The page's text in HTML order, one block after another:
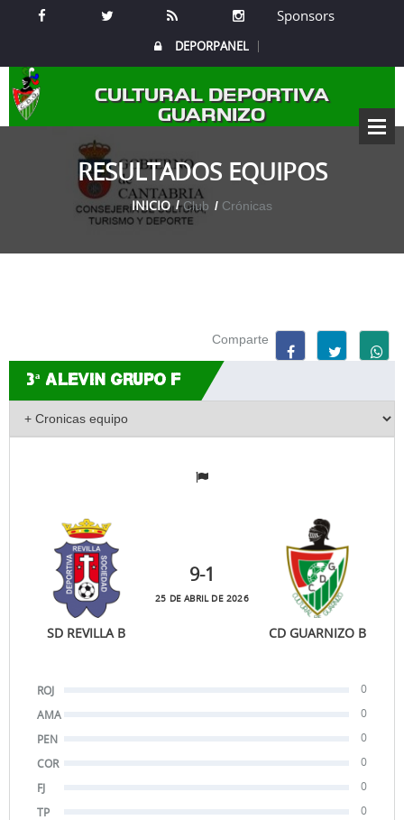
Sponsors
DEPORPANEL
CULTURAL DEPORTIVA
GUARNIZO
RESULTADOS EQUIPOS
INICIO Club Crónicas
Comparte
3ª ALEVIN GRUPO F
SD REVILLA B
9-1
25 DE ABRIL DE 2026
CD GUARNIZO B
ROJ
0
AMA
0
PEN
0
COR
0
FJ
0
TP
0